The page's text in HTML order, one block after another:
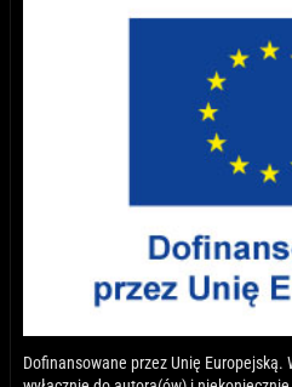
Dofinansowane przez Unię